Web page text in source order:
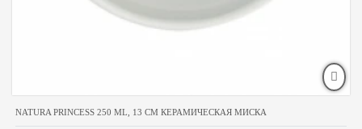
NATURA PRINCESS 250 ML, 13 CM КЕРАМИЧЕСКАЯ МИСКА